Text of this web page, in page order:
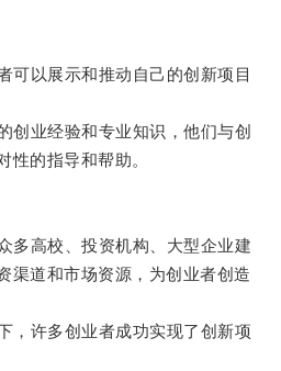
以展示和推动自己的创新项目
业经验和专业知识，他们与创
性的指导和帮助。
高校、投资机构、大型企业建
渠道和市场资源，为创业者创造
许多创业者成功实现了创新项